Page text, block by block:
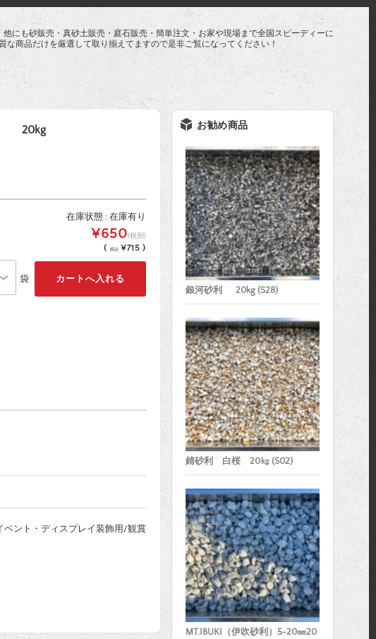
にも砂販売・真砂土販売・庭石販売・簡単注文・お家や現場まで全国スピーディーに
商品だけを厳選して取り揃えてますので是非ご覧になってください！
20kg
在庫状態 : 在庫有り
¥650(税別)
( 税込 ¥715 )
袋
ント・ディスプレイ装飾用/観賞
お勧め商品
銀河砂利 20kg (S28)
錆砂利 白桜 20㎏ (S02)
MT.IBUKI（伊吹砂利）5-20㎜20